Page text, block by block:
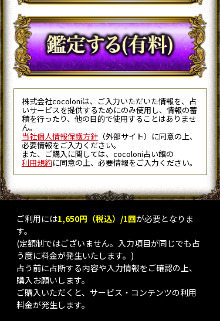
株式会社cocoloniは、ご入力いただいた情報を、占
いサービスを提供するためにのみ使用し、情報の蓄
積を行ったり、他の目的で使用することはありませ
ん。
当社個人情報保護方針（外部サイト）に同意の上、
必要情報をご入力ください。
また、ご購入に関しては、cocoloni占い館の
利用規約に同意の上、必要情報をご入力ください。
ご利用には1,650円（税込）/1回が必要となりま
す。
(定額制ではございません。入力項目が同じでも占
う度に料金が発生いたします。)
占う前に占断する内容や入力情報をご確認の上、
購入お願いします。
ご購入いただくと、サービス・コンテンツの利用
料金が発生します。